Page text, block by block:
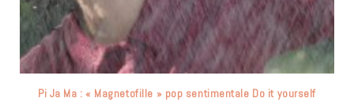
Pi Ja Ma : « Magnetofille » pop sentimentale Do it yourself